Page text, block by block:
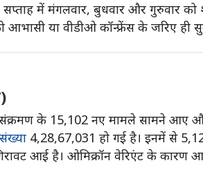
सप्ताह में मंगलवार, बुधवार और गुरुवार को
आभासी या वीडीओ कॉन्फ्रेंस के जरिए ही
के 15,102 नए मामले सामने आए
4,28,67,031 हो गई है। इनमें से
आई है। ओमिक्रॉन वेरिएंट के